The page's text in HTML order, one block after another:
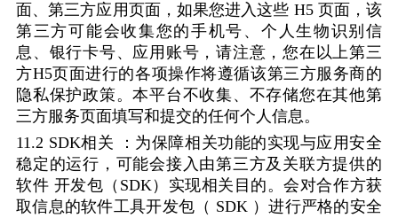
面、第三方应用页面，如果您进入这些 H5 页面，该
第三方可能会收集您的手机号、个人生物识别信
息、银行卡号、应用账号，请注意，您在以上第三
方H5页面进行的各项操作将遵循该第三方服务商的
隐私保护政策。本平台不收集、不存储您在其他第
三方服务页面填写和提交的任何个人信息。
11.2 SDK相关
：为保障相关功能的实现与应用安全
稳定的运行，可能会接入由第三方及关联方提供的
软件 开发包（ SDK）实现相关目的。会对合作方获
取信息的软件工具开发包（ SDK ）进行严格的安全